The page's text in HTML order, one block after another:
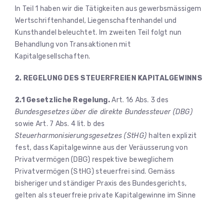
In Teil 1 haben wir die Tätigkeiten aus gewerbsmässigem
Wertschriftenhandel, Liegenschaftenhandel und
Kunsthandel beleuchtet. Im zweiten Teil folgt nun
Behandlung von Transaktionen mit
Kapitalgesellschaften.
2. REGELUNG DES STEUERFREIEN KAPITALGEWINNS
2.1 Gesetzliche Regelung.Art. 16 Abs. 3 des
Bundesgesetzesüber die direkte Bundessteuer (DBG)
sowie Art. 7 Abs. 4 lit. b des
Steuerharmonisierungsgesetzes (StHG) halten explizit
fest, dass Kapitalgewinne aus der Veräusserung von
Privatvermögen (DBG) respektive beweglichem
Privatvermögen (StHG) steuerfrei sind. Gemäss
bisheriger und ständiger Praxis des Bundesgerichts,
gelten als steuerfreie private Kapitalgewinne im Sinne